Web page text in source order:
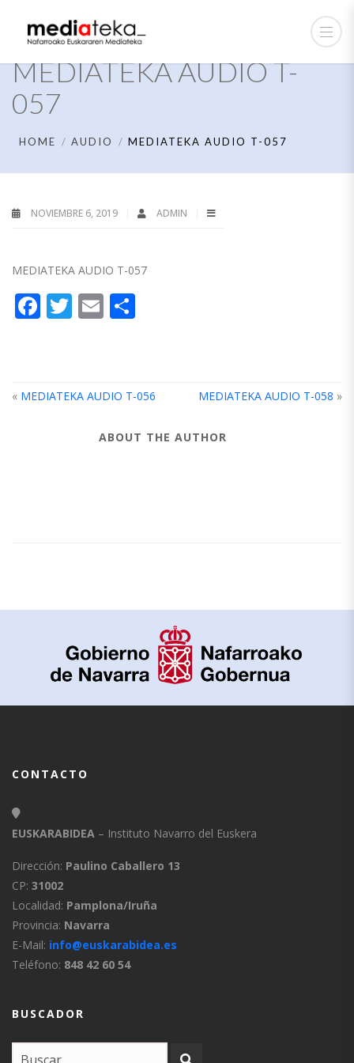
MEDIATEKA AUDIO T-
057
HOME AUDIO MEDIATEKA AUDIO T-057
NOVIEMBRE 6, 2019 ADMIN
MEDIATEKA AUDIO T-057
Facebook
Twitter
Email
« MEDIATEKA AUDIO T-056 MEDIATEKA AUDIO T-058 »
ABOUT THE AUTHOR
CONTACTO
EUSKARABIDEA – Instituto Navarro del Euskera
Dirección: Paulino Caballero 13
CP: 31002
Localidad: Pamplona/Iruña
Provincia: Navarra
E-Mail: info@euskarabidea.es
Teléfono: 848 42 60 54
BUSCADOR